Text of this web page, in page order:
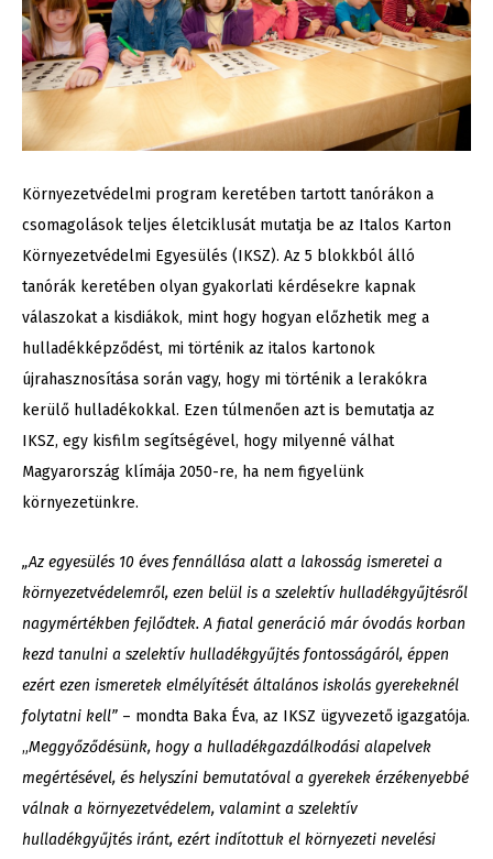
Környezetvédelmi program keretében tartott tanórákon a
csomagolások teljes életciklusát mutatja be az Italos Karton
Környezetvédelmi Egyesülés (IKSZ). Az 5 blokkból álló
tanórák keretében olyan gyakorlati kérdésekre kapnak
válaszokat a kisdiákok, mint hogy hogyan előzhetik meg a
hulladékképződést, mi történik az italos kartonok
újrahasznosítása során vagy, hogy mi történik a lerakókra
kerülő hulladékokkal. Ezen túlmenően azt is bemutatja az
IKSZ, egy kisfilm segítségével, hogy milyenné válhat
Magyarország klímája 2050-re, ha nem figyelünk
környezetünkre.
„Az egyesülés 10 éves fennállása alatt a lakosság ismeretei a
környezetvédelemről, ezen belül is a szelektív hulladékgyűjtésről
nagymértékben fejlődtek. A fiatal generáció már óvodás korban
kezd tanulni a szelektív hulladékgyűjtés fontosságáról, éppen
ezért ezen ismeretek elmélyítését általános iskolás gyerekeknél
folytatni kell” – mondta Baka Éva, az IKSZ ügyvezető igazgatója.
„Meggyőződésünk, hogy a hulladékgazdálkodási alapelvek
megértésével, és helyszíni bemutatóval a gyerekek érzékenyebbé
válnak a környezetvédelem, valamint a szelektív
hulladékgyűjtés iránt, ezért indítottuk el környezeti nevelési